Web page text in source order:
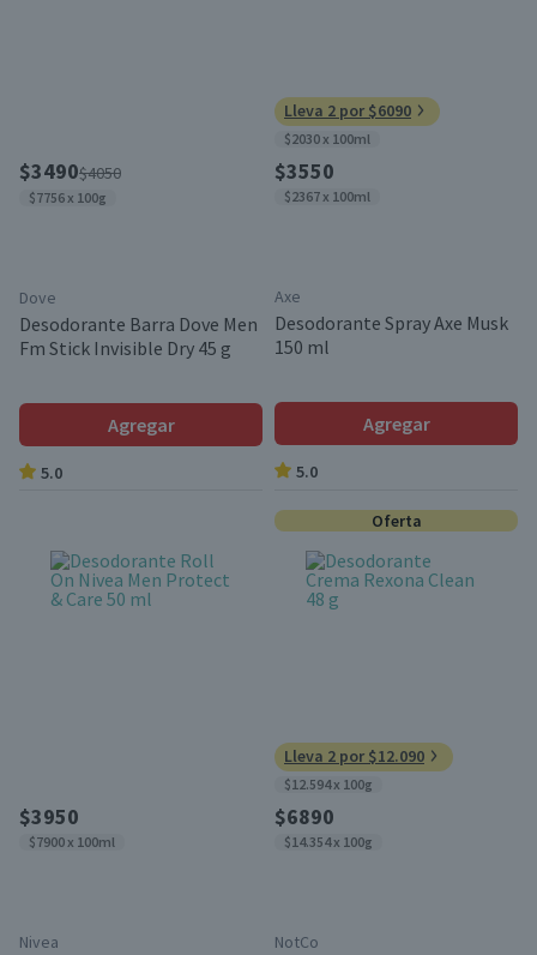
$3490$4050
$7756 x 100g
Dove
Desodorante Barra Dove Men
Fm Stick Invisible Dry 45 g
Agregar
5.0
Lleva 2 por $6090
$2030 x 100ml
$3550
$2367 x 100ml
Axe
Desodorante Spray Axe Musk
150 ml
Agregar
5.0
$3950
$7900 x 100ml
Nivea
Oferta
Lleva 2 por $12.090
$12.594 x 100g
$6890
$14.354 x 100g
NotCo